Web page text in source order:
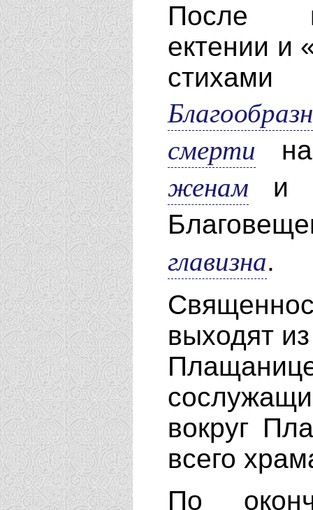
После
ектении и
смерти
женам и
главизна.
выходят
вокруг
всего
По